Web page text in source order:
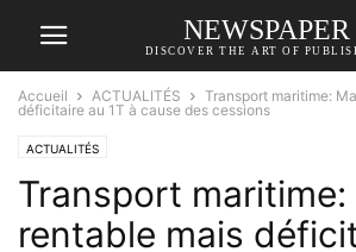
NEWSPAPER
DISCOVER THE ART OF
Accueil ACTUALITÉS
Transport maritime:
déficitaire au 1T à cause des cessions
ACTUALITÉS
Transport maritime:
rentable mais